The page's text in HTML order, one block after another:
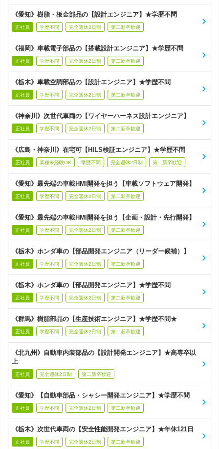
《愛知》樹脂・板金部品の【設計エンジニア】★学歴不問
正社員 学歴不問 完全週休2日制 第二新卒歓迎
《福岡》車載電子部品の【搭載設計エンジニア】★学歴不問
正社員 学歴不問 完全週休2日制 第二新卒歓迎
《栃木》車載空調部品の【設計エンジニア】★学歴不問
正社員 学歴不問 完全週休2日制 第二新卒歓迎
《神奈川》次世代車両の【ワイヤーハーネス設計エンジニア】
正社員 学歴不問 完全週休2日制 第二新卒歓迎
《広島・神奈川》在宅可【HILS検証エンジニア】★学歴不問
正社員 業種未経験OK 学歴不問 完全週休2日制 第二新卒歓迎
《愛知》最先端の車載HMI開発を担う【車載ソフトウェア開発】
正社員 学歴不問 完全週休2日制 第二新卒歓迎
《愛知》最先端の車載HMI開発を担う【企画・設計・先行開発】
正社員 学歴不問 完全週休2日制 第二新卒歓迎
《栃木》ホンダ車の【部品開発エンジニア（リーダー候補）】
正社員 学歴不問 完全週休2日制 第二新卒歓迎
《栃木》ホンダ車の【部品開発エンジニア】★学歴不問
正社員 学歴不問 完全週休2日制 第二新卒歓迎
《群馬》樹脂部品の【生産技術エンジニア】★学歴不問★
正社員 学歴不問 完全週休2日制 第二新卒歓迎
《北九州》自動車内装部品の【設計開発エンジニア】★高専卒以
上
正社員 完全週休2日制 第二新卒歓迎
《愛知》【自動車部品・シャシー開発エンジニア】★学歴不問
正社員 学歴不問 完全週休2日制 第二新卒歓迎
《栃木》次世代車両の【安全性能開発エンジニア】★年休121日
正社員 学歴不問 完全週休2日制 第二新卒歓迎